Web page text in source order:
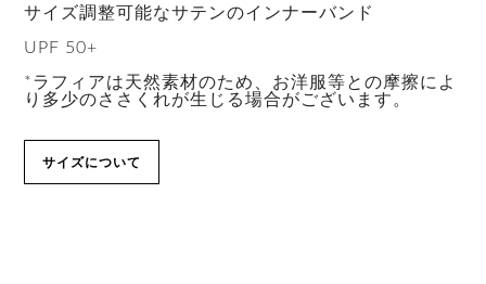
サイズ調整可能なサテンのインナーバンド
UPF 50+
*ラフィアは天然素材のため、お洋服等との摩擦によ
り多少のささくれが生じる場合がございます。
サイズについて